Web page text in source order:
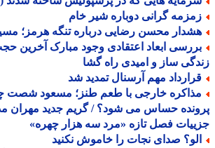
گرانی دوباره شیر خام
محسن رضایی درباره تنگه هرمز؛ مسیر
ابعاد اعتقادی وجود مبارک آخرین حجت
ساز و امیدی راه گشا
مهم آرسنال تمدید شد
خارجی با طعم طنز؛ مسعود شصت چی
حساس می شود؟ / گریم جدید مهران
فصل تازه «مرد سه هزار چهره»
صدای نجات را خاموش نکنید